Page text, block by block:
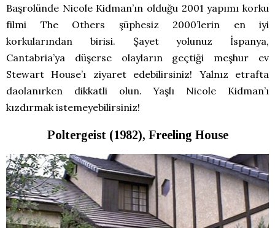
Başrolünde Nicole Kidman’ın olduğu 2001 yapımı korku
filmi The Others şüphesiz 2000’lerin en iyi
korkularından birisi. Şayet yolunuz İspanya,
Cantabria’ya düşerse olayların geçtiği meşhur ev
Stewart House’ı ziyaret edebilirsiniz! Yalnız etrafta
daolanırken dikkatli olun. Yaşlı Nicole Kidman’ı
kızdırmak istemeyebilirsiniz!
Poltergeist (1982), Freeling House